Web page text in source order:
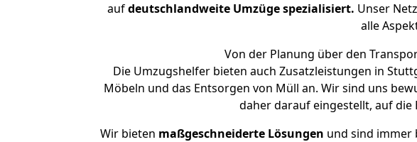
aufdeutschlandweite Umzüge spezialisiert. Unser
alle
Von der Planung über den
Die Umzugshelfer bieten auch Zusatzleistungen in
Möbeln und das Entsorgen von Müll an. Wir sind uns
daher darauf eingestellt, auf die
Wir bieten maßgeschneiderte Lösungen und sind immer